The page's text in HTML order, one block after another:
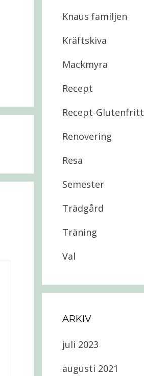
Knaus familjen
Kräftskiva
Mackmyra
Recept
Recept-Glutenfritt
Renovering
Resa
Semester
Trädgård
Träning
Val
ARKIV
juli 2023
augusti 2021